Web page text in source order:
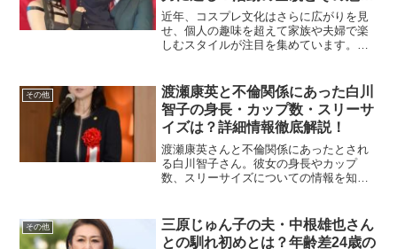
とは？
近年、コスプレ文化はさらに広がりを見
せ、個人の趣味を超えて家族や夫婦で楽
しむスタイルが注目を集めています。そ
は、クオリティの高い作品と独自の表現
力で多くのファンを魅了し...
その他
渡瀬康英と不倫関係にあった白川
智子の身長・カップ数・スリーサ
イズは？詳細情報徹底解説！
渡瀬康英さんと不倫関係にあったとされ
る白川智子さん。彼女の身長やカップ
数、スリーサイズについての情報を知り
予想や背景、話題となった不倫関係につ
いて詳しく掘り下げていきま...
その他
三原じゅん子の夫・中根雄也さん
との馴れ初めとは？年齢差24歳の